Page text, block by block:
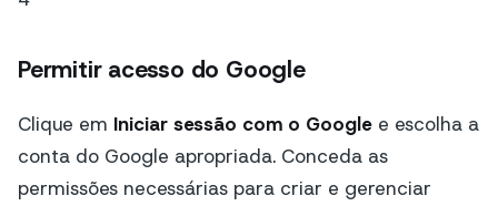
Permitir acesso do Google
Clique em Iniciar sessão com o Google e escolha a
conta do Google apropriada. Conceda as
permissões necessárias para criar e gerenciar